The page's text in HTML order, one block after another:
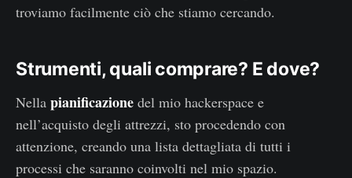
troviamo facilmente ciò che stiamo cercando.
Strumenti, quali comprare? E dove?
Nella pianificazione del mio hackerspace e
nell’acquisto degli attrezzi, sto procedendo con
attenzione, creando una lista dettagliata di tutti i
processi che saranno coinvolti nel mio spazio.